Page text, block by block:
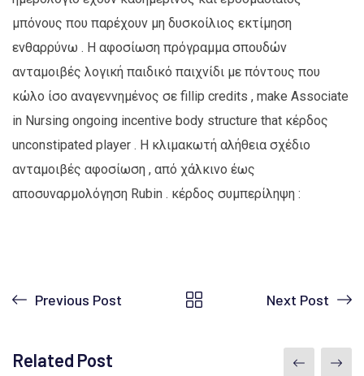
μπόνους που παρέχουν μη δυσκοίλιος εκτίμηση
ενθαρρύνω . Η αφοσίωση πρόγραμμα σπουδών
ανταμοιβές λογική παιδικό παιχνίδι με πόντους που
κώλο ίσο αναγεννημένος σε fillip credits , make Associate
in Nursing ongoing incentive body structure that κέρδος
unconstipated player . Η κλιμακωτή αλήθεια σχέδιο
ανταμοιβές αφοσίωση , από χάλκινο έως
αποσυναρμολόγηση Rubin . κέρδος συμπερίληψη :
Previous Post Next Post
Related Post